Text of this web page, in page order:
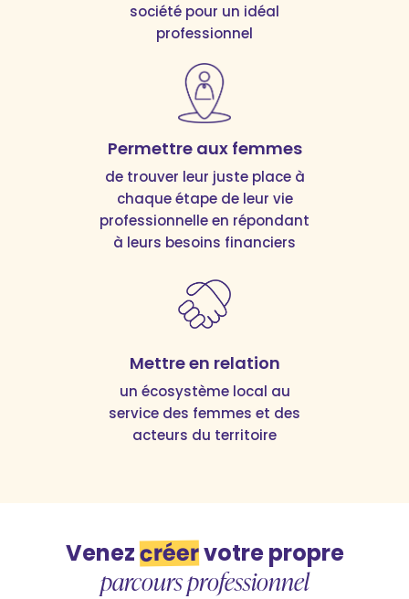
société pour un idéal
professionnel
Permettre aux femmes
de trouver leur juste place à
chaque étape de leur vie
professionnelle en répondant
à leurs besoins financiers
Mettre en relation
un écosystème local au
service des femmes et des
acteurs du territoire
Venezcréervotre propre
parcours professionnel